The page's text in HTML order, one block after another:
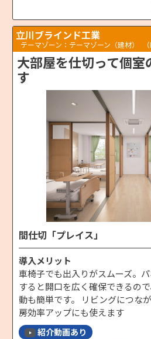
立川ブラインド工業
テーマゾーン：テーマゾーン（建材）
大部屋を仕切って個室
す
間仕切「プレイス」
導入メリット
車椅子でも出入りがスムーズ。
すると開口を広く確保できるの
動も簡単です。 リビングにつな
房効率アップにも使えます
紹介動画あり